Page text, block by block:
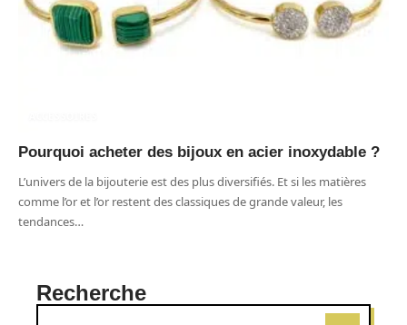
Pourquoi acheter des bijoux en acier inoxydable ?
L’univers de la bijouterie est des plus diversifiés. Et si les matières
comme l’or et l’or restent des classiques de grande valeur, les
tendances…
Recherche